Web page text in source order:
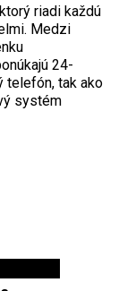
riadi každú
Medzi
24-
telefón, tak ako
systém